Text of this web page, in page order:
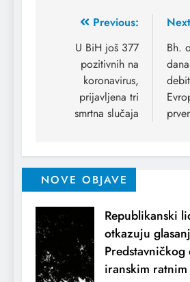
Previous:
U BiH još 377
pozitivnih na
koronavirus,
prijavljena tri
smrtna slučaja
Bh.
NOVE OBJAVE
Republikanski
otkazuju
Predstavničkog
iranskim ratnim